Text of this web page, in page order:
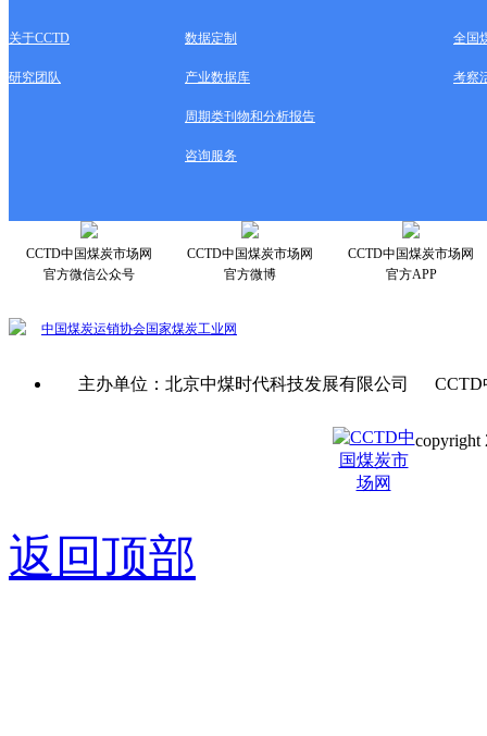
关于CCTD 数据定制 全国
研究团队 产业数据库 考察
周期类刊物和分析报告
咨询服务
CCTD中国煤炭市场网
官方微信公众号
CCTD中国煤炭市场网
官方微博
CCTD中国煤炭市场网
官方APP
中国煤炭运销协会国家煤炭工业网
主办单位：北京中煤时代科技发展有限公司
copyright
返回顶部